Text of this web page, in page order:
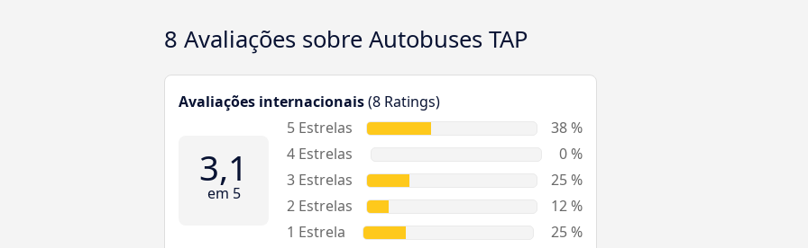
8 Avaliações sobre Autobuses TAP
Avaliações internacionais(8 Ratings)
3,1
em 5
5 Estrelas
38 %
4 Estrelas
0 %
3 Estrelas
25 %
2 Estrelas
12 %
1 Estrela
25 %